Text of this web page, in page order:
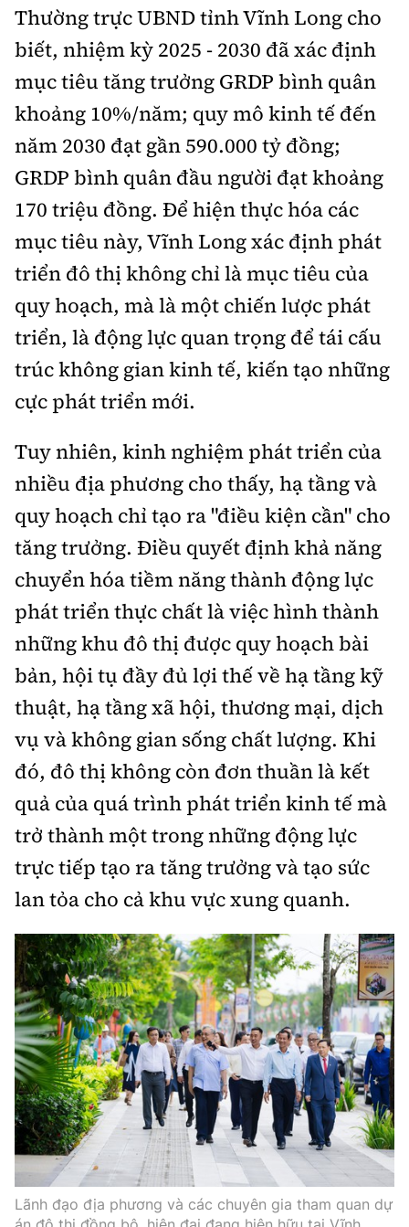
Thường trực UBND tỉnh Vĩnh Long cho
biết, nhiệm kỳ 2025 - 2030 đã xác định
mục tiêu tăng trưởng GRDP bình quân
khoảng 10%/năm; quy mô kinh tế đến
năm 2030 đạt gần 590.000 tỷ đồng;
GRDP bình quân đầu người đạt khoảng
170 triệu đồng. Để hiện thực hóa các
mục tiêu này, Vĩnh Long xác định phát
triển đô thị không chỉ là mục tiêu của
quy hoạch, mà là một chiến lược phát
triển, là động lực quan trọng để tái cấu
trúc không gian kinh tế, kiến tạo những
cực phát triển mới.
Tuy nhiên, kinh nghiệm phát triển của
nhiều địa phương cho thấy, hạ tầng và
quy hoạch chỉ tạo ra "điều kiện cần" cho
tăng trưởng. Điều quyết định khả năng
chuyển hóa tiềm năng thành động lực
phát triển thực chất là việc hình thành
những khu đô thị được quy hoạch bài
bản, hội tụ đầy đủ lợi thế về hạ tầng kỹ
thuật, hạ tầng xã hội, thương mại, dịch
vụ và không gian sống chất lượng. Khi
đó, đô thị không còn đơn thuần là kết
quả của quá trình phát triển kinh tế mà
trở thành một trong những động lực
trực tiếp tạo ra tăng trưởng và tạo sức
lan tỏa cho cả khu vực xung quanh.
Lãnh đạo địa phương và các chuyên gia tham quan dự